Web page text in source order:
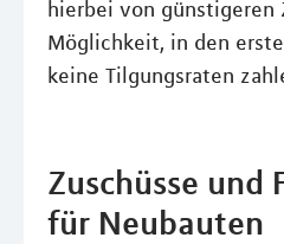
hierbei von günstigeren
Möglichkeit, in den
keine Tilgungsraten
Zuschüsse und
für Neubauten